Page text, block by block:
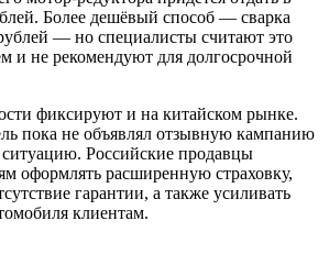
Более дешёвый способ — сварка
— но специалисты считают это
и не рекомендуют для долгосрочной
фиксируют и на китайском рынке.
пока не объявлял отзывную кампанию
Российские продавцы
оформлять расширенную страховку,
гарантии, а также усиливать
клиентам.